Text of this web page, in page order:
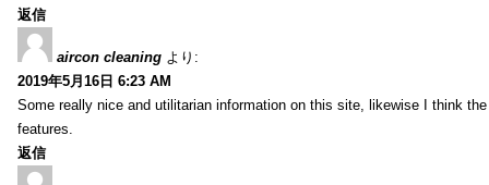
返信
aircon cleaning より:
2019年5月16日 6:23 AM
Some really nice and utilitarian information on this site, likewise I think
features.
返信